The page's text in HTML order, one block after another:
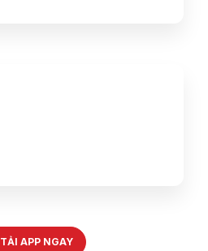
TẢI APP NGAY